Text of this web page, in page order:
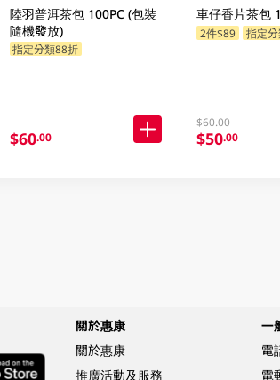
陸羽普洱茶包 100PC (包裝
隨機發放)
指定分類88折
$60.00
車仔香片茶包
2件$89 指定
$60.00
$50.00
關於惠康
關於惠康
推廣活動及服務
一
電
電